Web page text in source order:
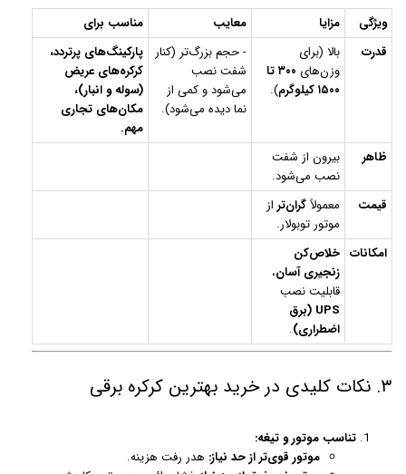
ویژگی مزایا معایب
مناسب برای
قدرت
بالا (برای
وزن‌های
۳۰۰ تا
۱۵۰۰ کیلوگرم
).
- حجم بزرگ‌تر (کنار
شفت نصب
می‌شود و کمی از
نما دیده می‌شود).
پارکینگ‌های پرتردد،
کرکره‌های عریض
(سوله و انبار)،
مکان‌های تجاری
مهم.
ظاهر
بیرون از شفت
نصب می‌شود.
قیمت
معمولاًگران‌تراز
موتور توبولار.
امکانات خلاص‌کن
زنجیری آسان،
قابلیت نصب
UPS (برق
اضطراری).
۳. نکات کلیدی در خرید بهترین کرکره برقی
تناسب موتور و تیغه:
موتور قوی‌تر از حد نیاز: هدر رفت هزینه.